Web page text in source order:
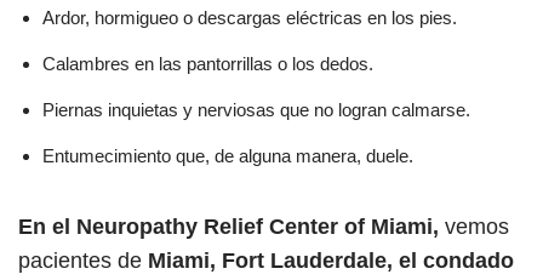
Ardor, hormigueo o descargas eléctricas en los pies.
Calambres en las pantorrillas o los dedos.
Piernas inquietas y nerviosas que no logran calmarse.
Entumecimiento que, de alguna manera, duele.
En el Neuropathy Relief Center of Miami, vemos
pacientes de Miami, Fort Lauderdale, el condado